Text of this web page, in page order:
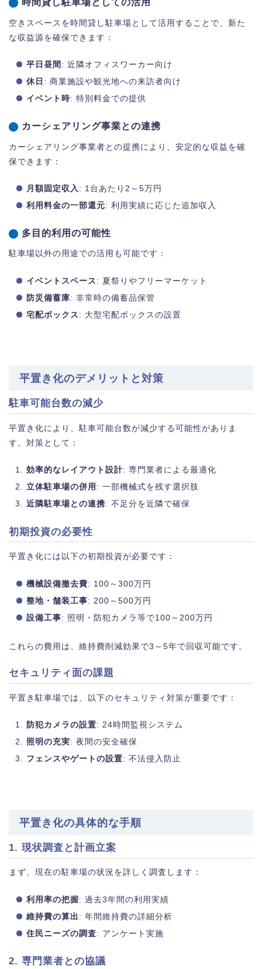
時間貸し駐車場としての活用
空きスペースを時間貸し駐車場として活用することで、新た
な収益源を確保できます：
平日昼間 : 近隣オフィスワーカー向け
休日 : 商業施設や観光地への来訪者向け
イベント時: 特別料金での提供
カーシェアリング事業との連携
カーシェアリング事業者との提携により、安定的な収益を確
保できます：
月額固定収入 : 1台あたり2～5万円
利用料金の一部還元: 利用実績に応じた追加収入
多目的利用の可能性
駐車場以外の用途での活用も可能です：
イベントスペース: 夏祭りやフリーマーケット
防災備蓄庫: 非常時の備蓄品保管
宅配ボックス: 大型宅配ボックスの設置
平置き化のデメリットと対策
駐車可能台数の減少
平置き化により、駐車可能台数が減少する可能性がありま
す。対策として：
効率的なレイアウト設計: 専門業者による最適化
立体駐車場の併用 : 一部機械式を残す選択肢
近隣駐車場との連携: 不足分を近隣で確保
初期投資の必要性
平置き化には以下の初期投資が必要です：
機械設備撤去費: 100～300万円
整地・舗装工事: 200～500万円
設備工事: 照明・防犯カメラ等で100～200万円
これらの費用は、維持費削減効果で3～5年で回収可能です。
セキュリティ面の課題
平置き駐車場では、以下のセキュリティ対策が重要です：
防犯カメラの設置: 24時間監視システム
照明の充実: 夜間の安全確保
フェンスやゲートの設置: 不法侵入防止
平置き化の具体的な手順
1. 現状調査と計画立案
まず、現在の駐車場の状況を詳しく調査します：
利用率の把握: 過去3年間の利用実績
維持費の算出: 年間維持費の詳細分析
住民ニーズの調査: アンケート実施
2. 専門業者との協議